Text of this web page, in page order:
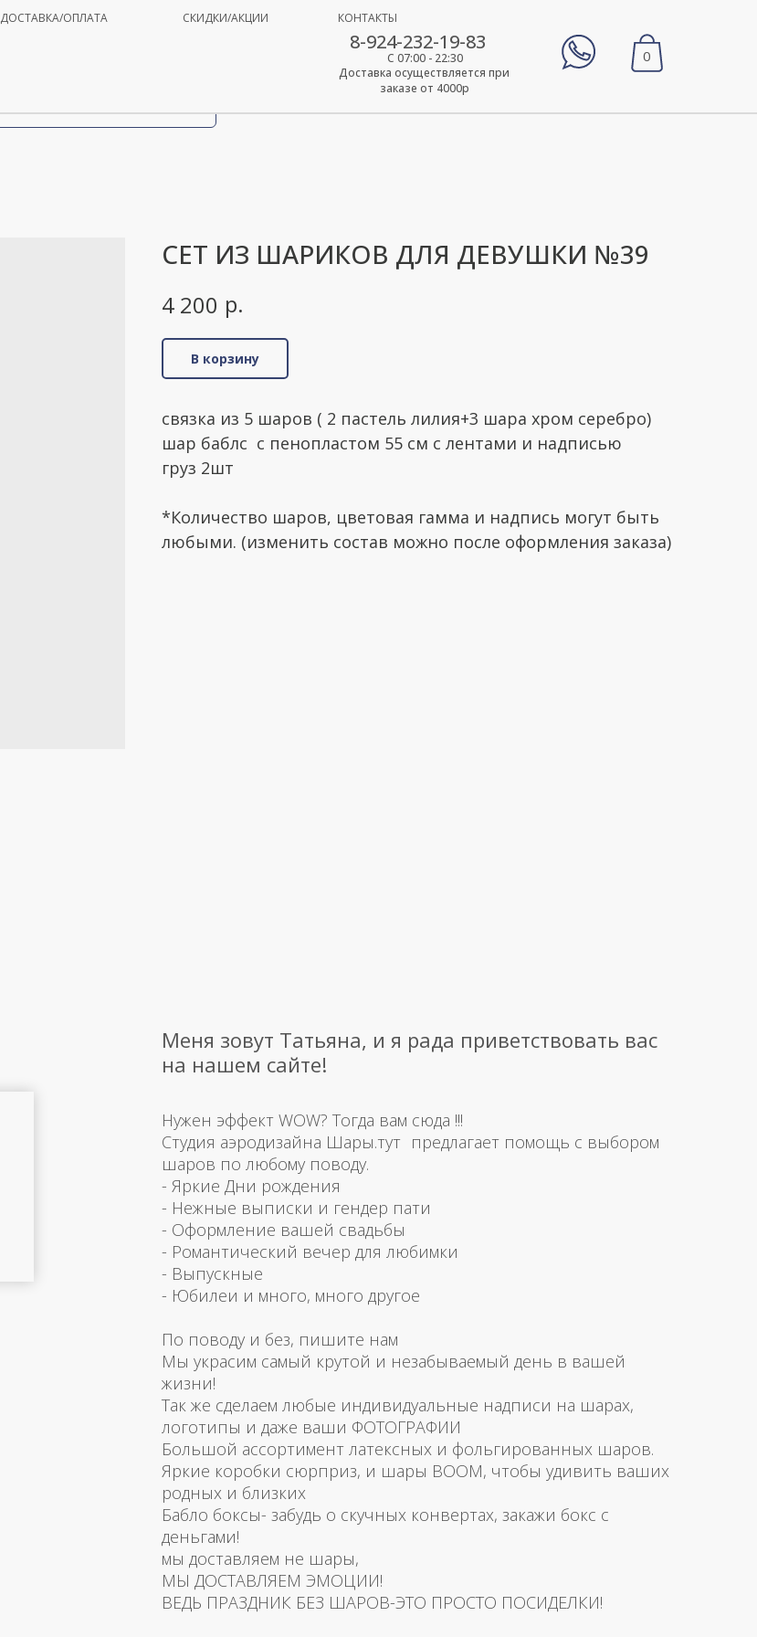
СКИДКИ/АКЦИИ
ДОСТАВКА/ОПЛАТА КОНТАКТЫ
8-924-232-19-83
Доставка осуществляется при
заказе от 4000р
С 07:00 - 22:30 0
СЕТ ИЗ ШАРИКОВ ДЛЯ ДЕВУШКИ №39
4 200 р.
В корзину
связка из 5 шаров ( 2 пастель лилия+3 шара хром серебро)
шар баблс с пенопластом 55 см с лентами и надписью
груз 2шт
*Количество шаров, цветовая гамма и надпись могут быть
любыми. (изменить состав можно после оформления заказа)
Меня зовут Татьяна, и я рада приветствовать вас
на нашем сайте!
Нужен эффект WOW? Тогда вам сюда !!!
Студия аэродизайна Шары.тут предлагает помощь с выбором
шаров по любому поводу.
- Яркие Дни рождения
- Нежные выписки и гендер пати
- Оформление вашей свадьбы
- Романтический вечер для любимки
- Выпускные
- Юбилеи и много, много другое
По поводу и без, пишите нам
Мы украсим самый крутой и незабываемый день в вашей
жизни!
Так же сделаем любые индивидуальные надписи на шарах,
логотипы и даже ваши ФОТОГРАФИИ
Большой ассортимент латексных и фольгированных шаров.
Яркие коробки сюрприз, и шары BOOM, чтобы удивить ваших
родных и близких
Бабло боксы- забудь о скучных конвертах, закажи бокс с
деньгами!
мы доставляем не шары,
МЫ ДОСТАВЛЯЕМ ЭМОЦИИ!
ВЕДЬ ПРАЗДНИК БЕЗ ШАРОВ-ЭТО ПРОСТО ПОСИДЕЛКИ!